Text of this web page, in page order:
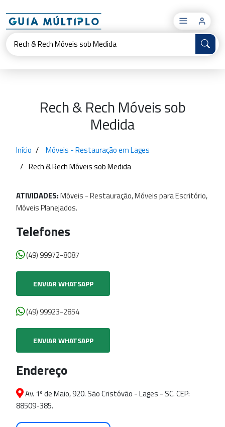
×
Rech & Rech Móveis sob
Medida
Início
Móveis - Restauração em Lages
Rech & Rech Móveis sob Medida
ATIVIDADES:Móveis -Restauração,MóveisparaEscritório,
MóveisPlanejados.
Telefones
(49) 99972-8087
ENVIAR WHATSAPP
(49) 99923-2854
ENVIAR WHATSAPP
Endereço
Av. 1º de Maio, 920. São Cristóvão - Lages - SC. CEP:
88509-385.